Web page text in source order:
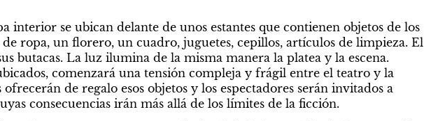
interior se ubican delante de unos estantes que contienen objetos de los
ropa, un florero, un cuadro, juguetes, cepillos, artículos de limpieza. El
butacas. La luz ilumina de la misma manera la platea y la escena.
comenzará una tensión compleja y frágil entre el teatro y la
de regalo esos objetos y los espectadores serán invitados a
consecuencias irán más allá de los límites de la ficción.